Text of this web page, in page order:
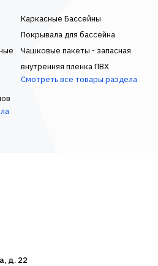
Каркасные Бассейны
Покрывала для бассейна
Чашковые пакеты - запасная
внутренняя пленка ПВХ
Смотреть все товары раздела
д. 22